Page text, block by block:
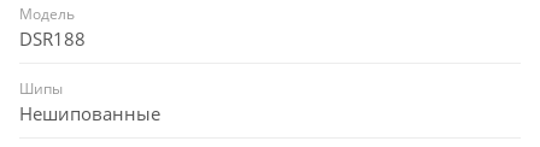
Модель
DSR188
Шипы
Нешипованные